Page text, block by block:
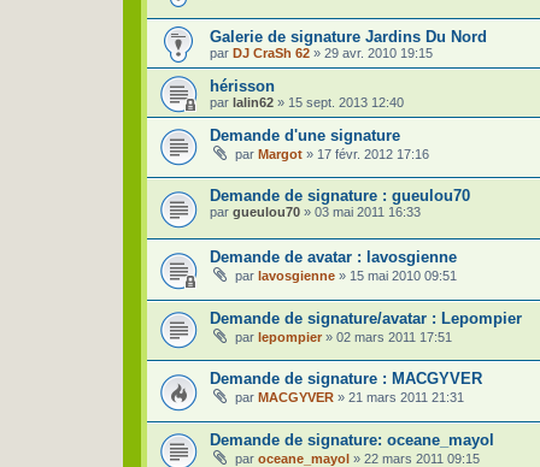
Galerie de signature Jardins Du Nord
par DJ CraSh 62 » 29 avr. 2010 19:15
hérisson
par lalin62 » 15 sept. 2013 12:40
Demande d'une signature
par Margot » 17 févr. 2012 17:16
Demande de signature : gueulou70
par gueulou70 » 03 mai 2011 16:33
Demande de avatar : lavosgienne
par lavosgienne » 15 mai 2010 09:51
Demande de signature/avatar : Lepompier
par lepompier » 02 mars 2011 17:51
Demande de signature : MACGYVER
par MACGYVER » 21 mars 2011 21:31
Demande de signature: oceane_mayol
par oceane_mayol » 22 mars 2011 09:15